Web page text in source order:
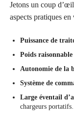
Jetons un coup
aspects pratiques en
Puissance de
Poids raisonnable
Autonomie de la
Système de
Large éventail
chargeurs